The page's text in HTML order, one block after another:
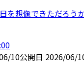
を想像できただろう
10公開日 2026/06/